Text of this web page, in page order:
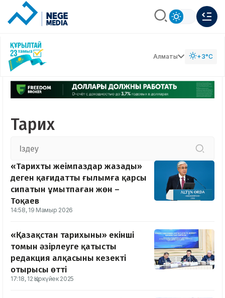
Алматы +3°C
Тарих
«Тарихты жеңімпаздар жазады»
деген қағидаттың ғылымға қарсы
сипатын ұмытпаған жөн –
Тоқаев
14:58, 19 Мамыр 2026
«Қазақстан тарихының» екінші
томын әзірлеуге қатысты
редакция алқасының кезекті
отырысы өтті
17:18, 12 Қыркүйек 2025